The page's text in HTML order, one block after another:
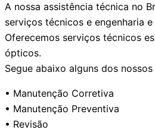
A nossa assistência técnica no
serviços técnicos e engenharia
Oferecemos serviços técnicos
ópticos.
Segue abaixo alguns dos
• Manutenção Corretiva
• Manutenção Preventiva
• Revisão